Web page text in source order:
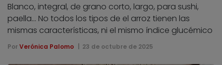
Blanco, integral, de grano corto, largo, para sushi,
paella... No todos los tipos de el arroz tienen las
mismas características, ni el mismo índice glucémico
Por Verónica Palomo 23 de octubre de 2025